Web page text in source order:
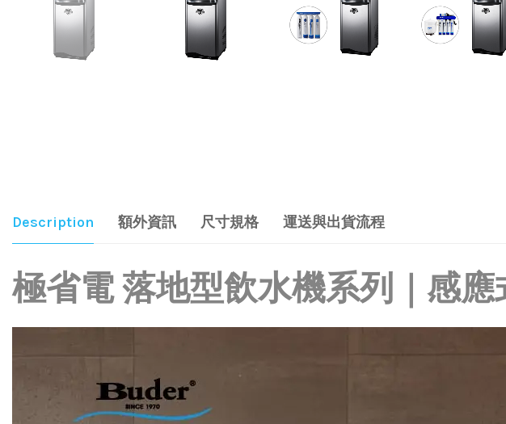
Description 額外資訊 尺寸規格 運送與出貨流程
極省電 落地型飲水機系列｜感